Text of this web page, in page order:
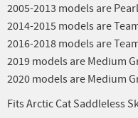
2005-2013 models are
2014-2015 models are
2016-2018 models are
2019 models are Medium
2020 models are Medium
Fits Arctic Cat Saddleless